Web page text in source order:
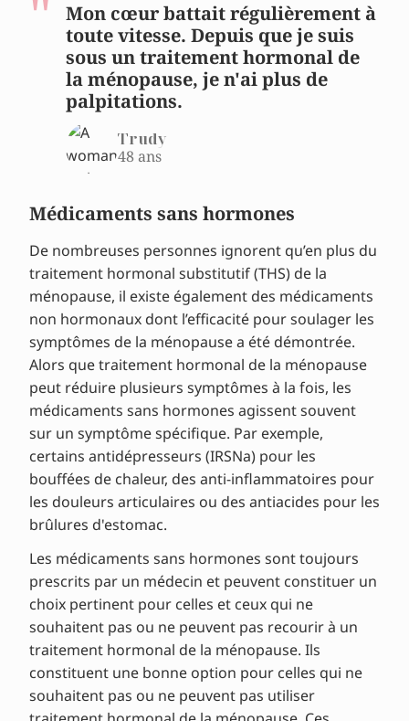
Mon cœur battait régulièrement à
toute vitesse. Depuis que je suis
sous un traitement hormonal de
la ménopause, je n'ai plus de
palpitations.
Trudy
48 ans
Médicaments sans hormones
De nombreuses personnes ignorent qu’en plus du
traitement hormonal substitutif (THS) de la
ménopause, il existe également des médicaments
non hormonaux dont l’efficacité pour soulager les
symptômes de la ménopause a été démontrée.
Alors que traitement hormonal de la ménopause
peut réduire plusieurs symptômes à la fois, les
médicaments sans hormones agissent souvent
sur un symptôme spécifique. Par exemple,
certains antidépresseurs (IRSNa) pour les
bouffées de chaleur, des anti-inflammatoires pour
les douleurs articulaires ou des antiacides pour les
brûlures d'estomac.
Les médicaments sans hormones sont toujours
prescrits par un médecin et peuvent constituer un
choix pertinent pour celles et ceux qui ne
souhaitent pas ou ne peuvent pas recourir à un
traitement hormonal de la ménopause. Ils
constituent une bonne option pour celles qui ne
souhaitent pas ou ne peuvent pas utiliser